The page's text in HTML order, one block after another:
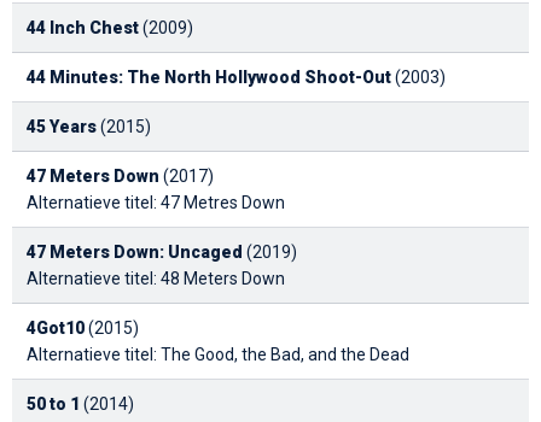
44 Inch Chest(2009)
44 Minutes: The North Hollywood Shoot-Out(2003)
45 Years(2015)
47 Meters Down (2017)
Alternatieve titel: 47 Metres Down
47 Meters Down: Uncaged (2019)
Alternatieve titel: 48 Meters Down
4Got10(2015)
Alternatieve titel: The Good, the Bad, and the Dead
50 to 1 (2014)